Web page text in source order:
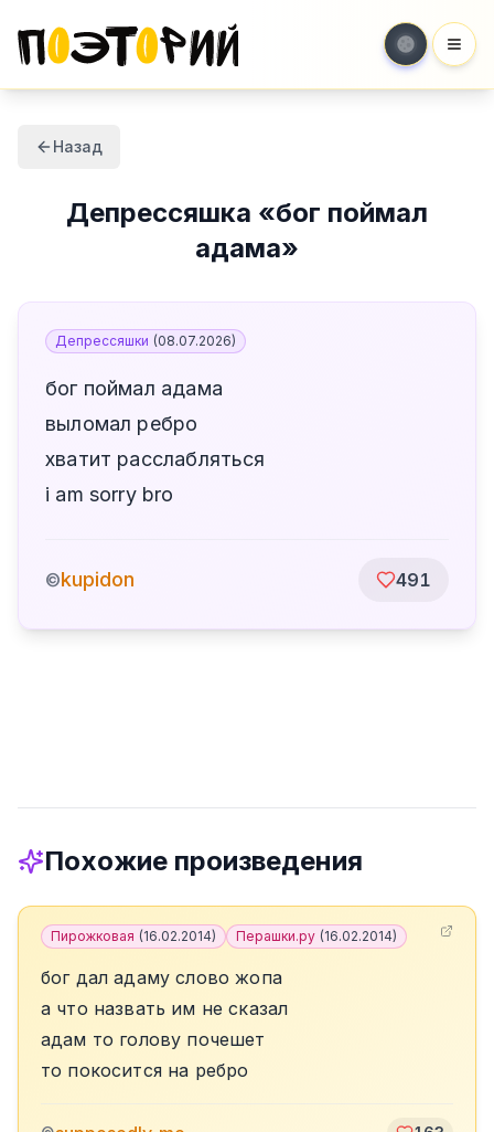
Назад
Депрессяшка «бог поймал
адама»
Депрессяшки (08.07.2026)
бог поймал адама
выломал ребро
хватит расслабляться
i am sorry bro
©kupidon 491
Похожие произведения
Пирожковая (16.02.2014) Перашки.ру (16.02.2014)
бог дал адаму слово жопа
а что назвать им не сказал
адам то голову почешет
то покосится на ребро